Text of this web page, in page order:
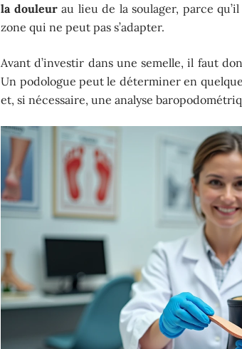
la douleurau lieu de la soulager, parce
zone qui ne peut pas s’adapter.
Avant d’investir dans une semelle, il faut
Un podologue peut le déterminer en
et, si nécessaire, une analyse